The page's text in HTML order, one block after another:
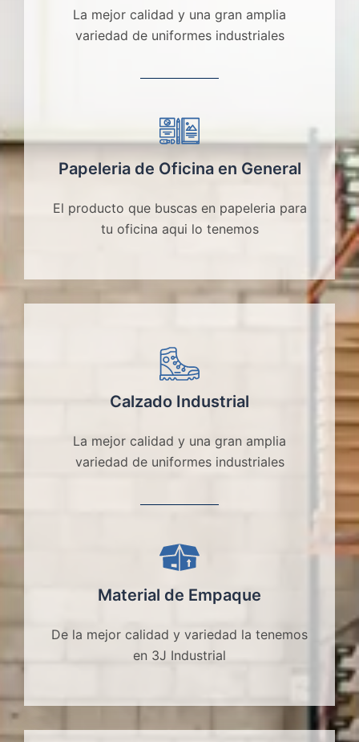
La mejor calidad y una gran amplia
variedad de uniformes industriales
Papeleria de Oficina en General
El producto que buscas en papeleria para
tu oficina aqui lo tenemos
Calzado Industrial
La mejor calidad y una gran amplia
variedad de uniformes industriales
Material de Empaque
De la mejor calidad y variedad la tenemos
en 3J Industrial